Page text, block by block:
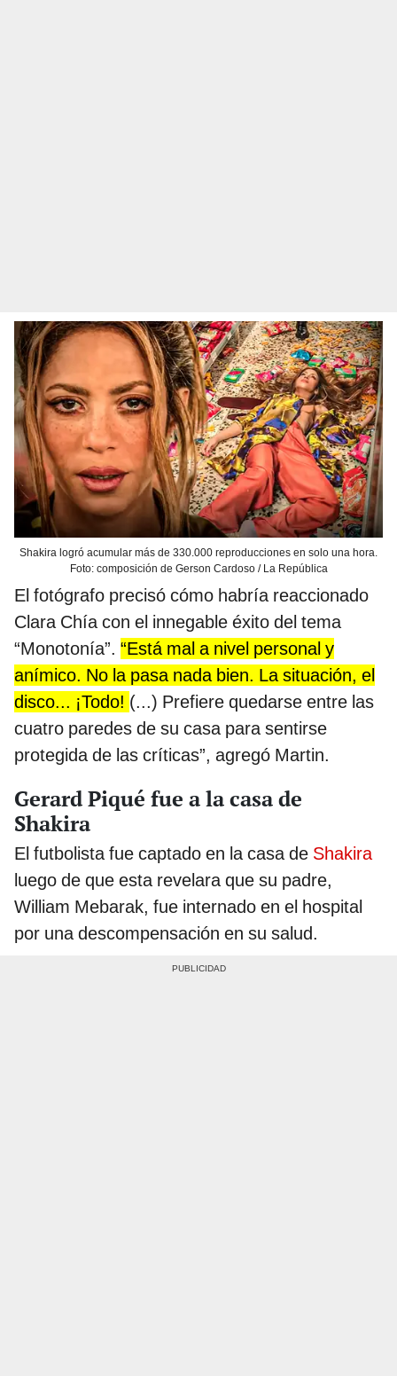
Shakira logró acumular más de 330.000 reproducciones en solo una hora.
Foto: composición de Gerson Cardoso / La República
El fotógrafo precisó cómo habría reaccionado
Clara Chía con el innegable éxito del tema
“Monotonía”. “Está mal a nivel personal y
anímico. No la pasa nada bien. La situación, el
disco... ¡Todo! (...) Prefiere quedarse entre las
cuatro paredes de su casa para sentirse
protegida de las críticas”, agregó Martin.
Gerard Piqué fue a la casa de
Shakira
El futbolista fue captado en la casa de Shakira
luego de que esta revelara que su padre,
William Mebarak, fue internado en el hospital
por una descompensación en su salud.